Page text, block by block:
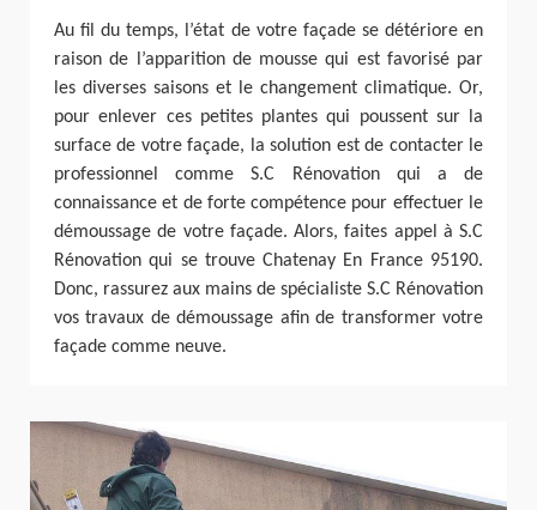
Au fil du temps, l’état de votre façade se détériore en
raison de l’apparition de mousse qui est favorisé par
les diverses saisons et le changement climatique. Or,
pour enlever ces petites plantes qui poussent sur la
surface de votre façade, la solution est de contacter le
professionnel comme S.C Rénovation qui a de
connaissance et de forte compétence pour effectuer le
démoussage de votre façade. Alors, faites appel à S.C
Rénovation qui se trouve Chatenay En France 95190.
Donc, rassurez aux mains de spécialiste S.C Rénovation
vos travaux de démoussage afin de transformer votre
façade comme neuve.